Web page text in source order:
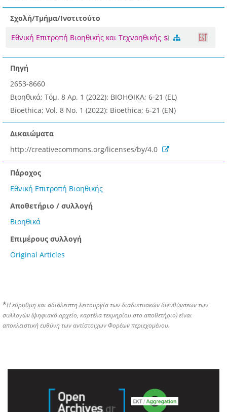
Σχολή/Τμήμα/Ινστιτούτο
Εθνική Επιτροπή Βιοηθικής και Τεχνοηθικής
Πηγή
2653-8660
Βιοηθικά; Τόμ. 8 Αρ. 1 (2022): ΒΙΟΗΘΙΚΑ; 6-21 (EL)
Bioethica; Vol. 8 No. 1 (2022): Bioethica; 6-21 (EN)
Δικαιώματα
http://creativecommons.org/licenses/by/4.0
Πάροχος
Εθνική Επιτροπή Βιοηθικής
Αποθετήριο / συλλογή
Βιοηθικά
Επιμέρους συλλογή
Original Articles
*Η εύρυθμη και αδιάλειπτη λειτουργία των διαδικτυακών διευθύνσεων των
συλλογών (ψηφιακό αρχείο, καρτέλα τεκμηρίου στο αποθετήριο) είναι
αποκλειστική ευθύνη των αντίστοιχων Φορέων περιεχομένου.